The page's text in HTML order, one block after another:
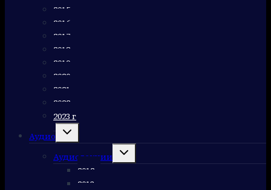
2015 г
2016 г
2017 г
2018 г
2019 г
2020 г
2021 г
2022 г
2023 г
Аудио
Переключить
дочернее
меню
Аудиолекции
Переключить
дочернее
меню
2012 г
2013 г